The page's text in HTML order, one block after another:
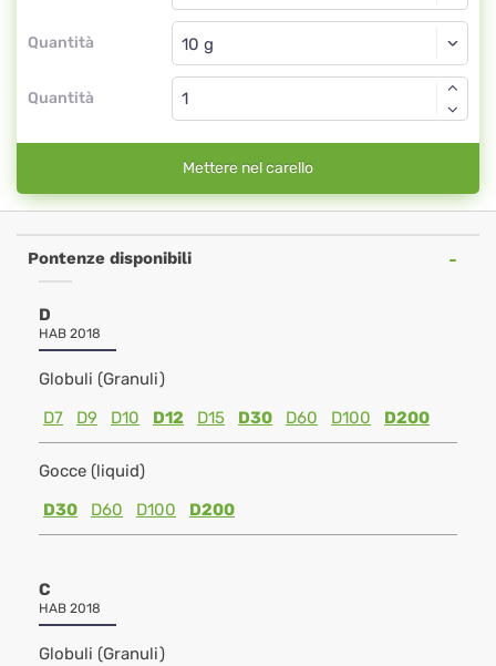
Quantità
Globuli
Quantità
Mettere nel carello
Pontenze disponibili
D
HAB 2018
Globuli (Granuli)
D7
D9 D10 D12 D15 D30 D60 D100 D200
Gocce (liquid)
D30
D60 D100 D200
C
HAB 2018
Globuli (Granuli)